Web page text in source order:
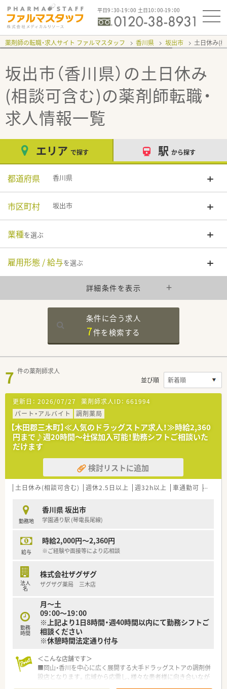
平日9：30-19：00 土日10：00-19：00
薬剤師の転職・求人サイト ファルマスタッフ 香川県 坂出市 土日休み(
坂出市（香川県）の土日休み
(相談可含む)の薬剤師転職・
求人情報一覧
エリア で探す 駅 から探す
都道府県 香川県
市区町村 坂出市
業種を選ぶ
雇用形態 / 給与を選ぶ
詳細条件を表示
条件に合う求人
7件を検索する
7 件の薬剤師求人
並び順
更新日： 2026/07/27 薬剤師求人ID： 661994
パート・アルバイト
調剤薬局
【木田郡三木町】≪人気のドラッグストア求人！≫時給2,360
円まで♪週20時間～社保加入可能！勤務シフトご相談いた
だけます
検討リストに追加
土日休み(相談可含む) 週休2.5日以上 週32h以上 車通勤可 積雪な
勤務地
香川県 坂出市
学園通り駅 (琴電長尾線)
給与
時給2,000円～2,360円
※ご経験や面接等により応相談
法人
名
株式会社ザグザグ
ザグザグ薬局 三木店
勤務
時間
月～土
09：00～19：00
※上記より1日8時間・週40時間以内にて勤務シフトご
相談ください
※休憩時間法定通り付与
＜こんな店舗です＞
■岡山・香川を中心に広く展開する大手ドラッグストアの調剤併
設店となります。広域から応需し、様々な患者様に向き合いなが